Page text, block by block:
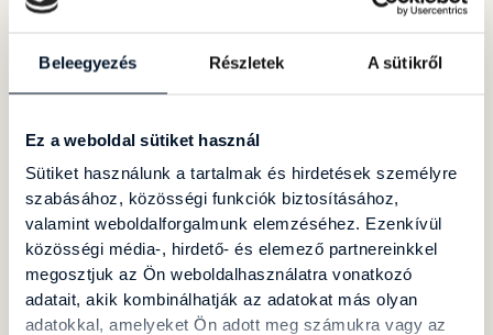
Beleegyezés Részletek A sütikről
Ez a weboldal sütiket használ
Sütiket használunk a tartalmak és hirdetések személyre
szabásához, közösségi funkciók biztosításához,
valamint weboldalforgalmunk elemzéséhez. Ezenkívül
közösségi média-, hirdető- és elemező partnereinkkel
megosztjuk az Ön weboldalhasználatra vonatkozó
adatait, akik kombinálhatják az adatokat más olyan
adatokkal, amelyeket Ön adott meg számukra vagy az
hatása már aznap érezhetővé válhat és a következő három
konzultáció időpontja között 21 napos szünetet tartani. Az
online konzultáció menete szakembertől függően eltérő lehet.
KONKLÚZIÓ
A parapszichológia a pszichológia tudományát és a
spiritualitás világát összefoglaló tudomány. A számunkra
ismert fizikai valóságon túl a világegyetem végtelen
lehetőségeit kutatja és vizsgálja. A parapszichológia az
egységet foglalja magában így a fizikai világban megjelenő